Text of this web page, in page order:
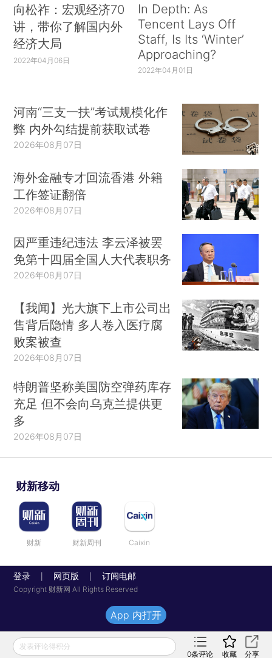
向松祚：宏观经济70
讲，带你了解国内外
经济大局
2022年04月06日
In Depth: As
Tencent Lays Off
Staff, Is Its ‘Winter’
Approaching?
2022年04月01日
河南“三支一扶”考试规模化作
弊 内外勾结提前获取试卷
2026年08月07日
海外金融专才回流香港 外籍
工作签证翻倍
2026年08月07日
因严重违纪违法 李云泽被罢
免第十四届全国人大代表职务
2026年08月07日
【我闻】光大旗下上市公司出
售背后隐情 多人卷入医疗腐
败案被查
2026年08月07日
特朗普坚称美国防空弹药库存
充足 但不会向乌克兰提供更
多
2026年08月07日
财新移动
财新 财新周刊 Caixin
登录 网页版 订阅电邮
Copyright 财新网 All Rights Reserved
发表评论得积分
0条评论 收藏 分享
App 内打开